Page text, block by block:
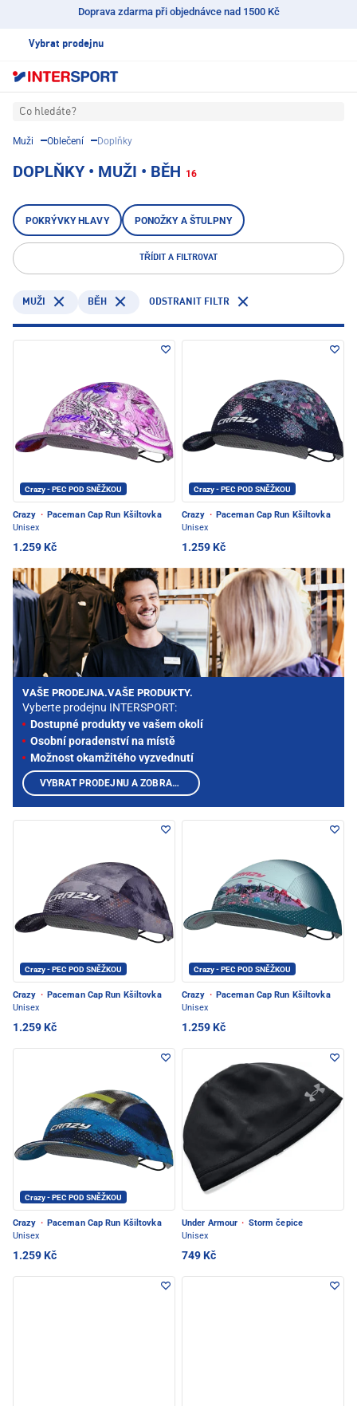
Doprava zdarma při objednávce nad 1500 Kč
Vybrat prodejnu
Co hledáte?
Muži Oblečení Doplňky
DOPLŇKY • MUŽI • BĚH 16
POKRÝVKY HLAVY PONOŽKY A ŠTULPNY
TŘÍDIT A FILTROVAT
MUŽI BĚH ODSTRANIT FILTR
Crazy - PEC POD SNĚŽKOU
Crazy · Paceman Cap Run Kšiltovka
Unisex
1.259 Kč
Crazy - PEC POD SNĚŽKOU
Crazy · Paceman Cap Run Kšiltovka
Unisex
1.259 Kč
Crazy - PEC POD SNĚŽKOU
Crazy · Paceman Cap Run Kšiltovka
Unisex
1.259 Kč
Crazy - PEC POD SNĚŽKOU
Crazy · Paceman Cap Run Kšiltovka
Unisex
1.259 Kč
Crazy - PEC POD SNĚŽKOU
Crazy · Paceman Cap Run Kšiltovka
Unisex
1.259 Kč
Under Armour · Storm čepice
Unisex
749 Kč
VAŠE PRODEJNA.VAŠE PRODUKTY.
Vyberte prodejnu INTERSPORT:
Dostupné produkty ve vašem okolí
Osobní poradenství na místě
Možnost okamžitého vyzvednutí
VYBRAT PRODEJNU A ZOBRAZIT PRODUKTY